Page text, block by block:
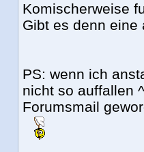
Komischerweise
Gibt es denn eine
PS: wenn ich
nicht so auffallen
Forumsmail